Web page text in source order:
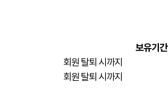
보유기간
회원 탈퇴 시까지
회원 탈퇴 시까지